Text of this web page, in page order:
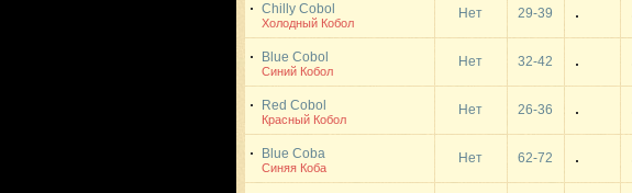
Chilly Cobol
Холодный Кобол
Нет 29-39
Blue Cobol
Синий Кобол
Нет 32-42
Red Cobol
Красный Кобол
Нет 26-36
Blue Coba
Синяя Коба
Нет 62-72